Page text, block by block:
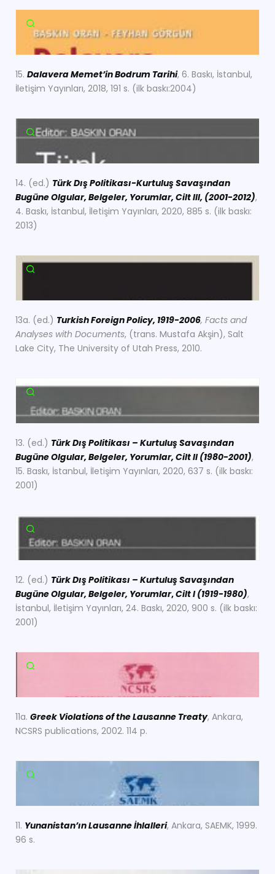
15. Dalavera Memet’in Bodrum Tarihi, 6. Baskı, İstanbul,
İletişim Yayınları, 2018, 191 s. (ilk baskı:2004)
14. (ed.) Türk Dış Politikası-Kurtuluş Savaşından
Bugüne Olgular, Belgeler, Yorumlar, Cilt III, (2001-2012),
4. Baskı, İstanbul, İletişim Yayınları, 2020, 885 s. (ilk baskı:
2013)
13a. (ed.) Turkish Foreign Policy, 1919-2006, Facts and
Analyses with Documents, (trans. Mustafa Akşin), Salt
Lake City, The University of Utah Press, 2010.
13. (ed.) Türk Dış Politikası – Kurtuluş Savaşından
Bugüne Olgular, Belgeler, Yorumlar, Cilt II (1980-2001),
15. Baskı, İstanbul, İletişim Yayınları, 2020, 637 s. (ilk baskı:
2001)
12. (ed.) Türk Dış Politikası – Kurtuluş Savaşından
Bugüne Olgular, Belgeler, Yorumlar,Cilt I (1919-1980),
İstanbul, İletişim Yayınları, 24. Baskı, 2020, 900 s. (ilk baskı:
2001)
11a. Greek Violations of the Lausanne Treaty, Ankara,
NCSRS publications, 2002. 114 p.
11. Yunanistan’ın Lausanne İhlalleri, Ankara, SAEMK, 1999.
96 s.